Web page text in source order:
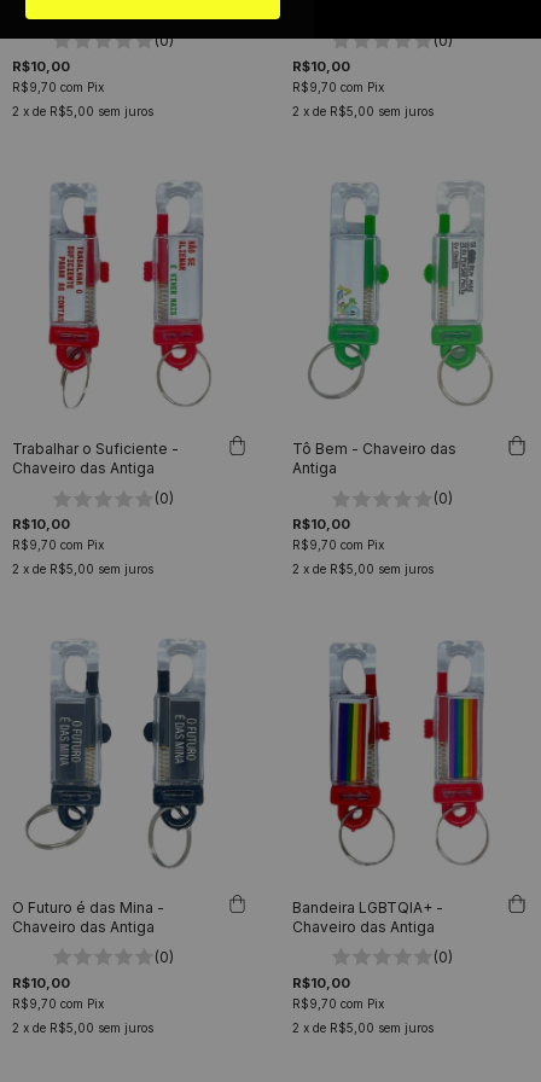
(0)
R$10,00
R$9,70 com Pix
2 x de R$5,00 sem juros
(0)
R$10,00
R$9,70 com Pix
2 x de R$5,00 sem juros
Trabalhar o Suficiente -
Chaveiro das Antiga
(0)
R$10,00
R$9,70 com Pix
2 x de R$5,00 sem juros
Tô Bem - Chaveiro das
Antiga
(0)
R$10,00
R$9,70 com Pix
2 x de R$5,00 sem juros
O Futuro é das Mina -
Chaveiro das Antiga
(0)
R$10,00
R$9,70 com Pix
2 x de R$5,00 sem juros
Bandeira LGBTQIA+ -
Chaveiro das Antiga
(0)
R$10,00
R$9,70 com Pix
2 x de R$5,00 sem juros